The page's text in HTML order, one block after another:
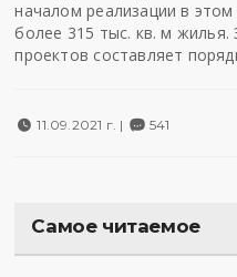
началом реализации в
более 315 тыс. кв. м
проектов составляет
11.09.2021 г. | 541
Самое читаемое